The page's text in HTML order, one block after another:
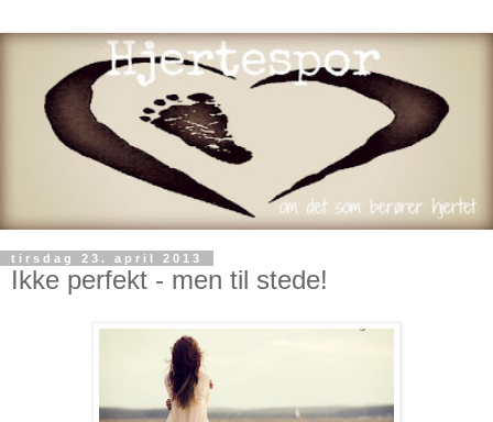
tirsdag 23. april 2013
Ikke perfekt - men til stede!